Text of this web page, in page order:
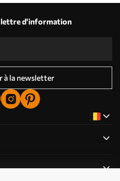
lettre d'information
à la newsletter